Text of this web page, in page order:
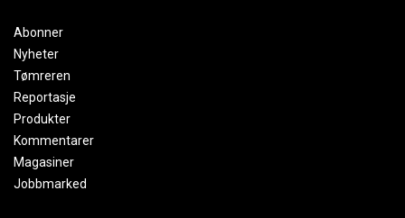
Abonner
Nyheter
Tømreren
Reportasje
Produkter
Kommentarer
Magasiner
Jobbmarked